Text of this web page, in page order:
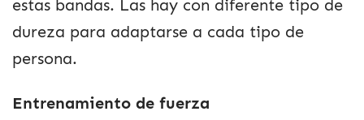
estas bandas. Las hay con diferente tipo de
dureza para adaptarse a cada tipo de
persona.
Entrenamiento de fuerza